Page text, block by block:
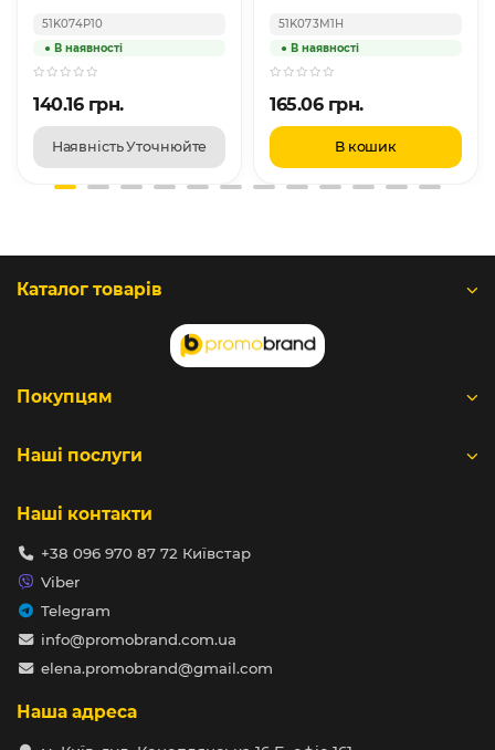
51K074P10
140.16 грн.
Наявність Уточнюйте
51K073M1H
165.06 грн.
В кошик
Каталог товарів
Покупцям
Наші послуги
Наші контакти
+38 096 970 87 72 Київстар
Viber
Telegram
info@promobrand.com.ua
elena.promobrand@gmail.com
Наша адреса